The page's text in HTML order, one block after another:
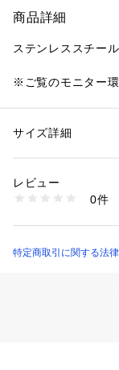
商品詳細
ステンレススチー
※ご覧のモニター
性別：レディース
素材：ステンレスス
商品番号：
JOF01059040 （ショ
サイズ詳細
レビュー
0件
特定商取引に関する法